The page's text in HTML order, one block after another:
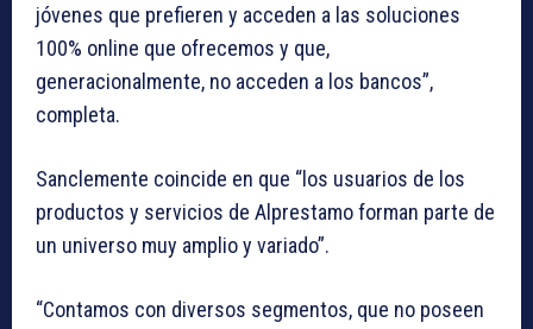
jóvenes que prefieren y acceden a las soluciones
100% online que ofrecemos y que,
generacionalmente, no acceden a los bancos”,
completa.
Sanclemente coincide en que “los usuarios de los
productos y servicios de Alprestamo forman parte de
un universo muy amplio y variado”.
“Contamos con diversos segmentos, que no poseen